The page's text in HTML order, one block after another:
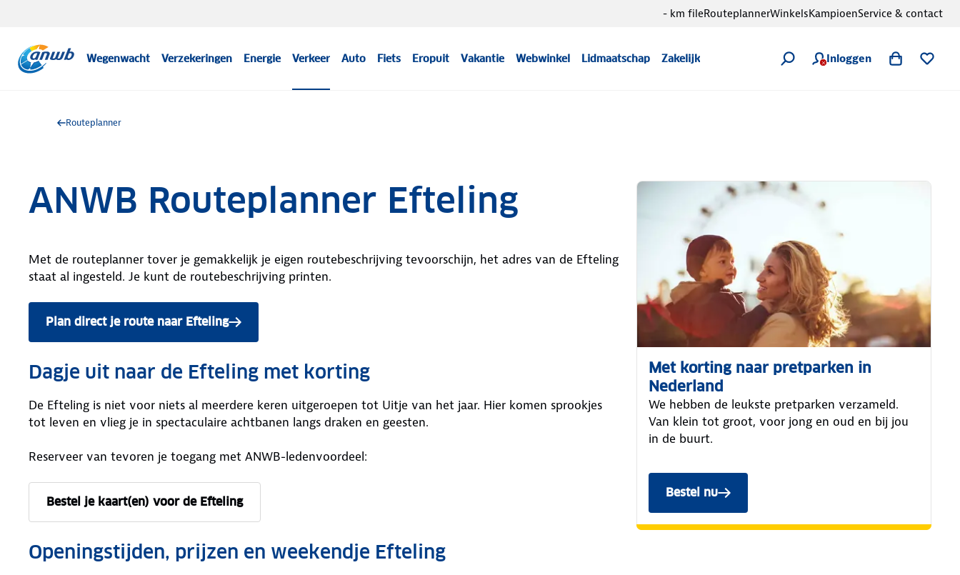
Wegenwacht Verzekeringen Energie Verkeer Auto Fiets Eropuit Vakantie Webwinkel Lidmaatschap Zakelijk Inloggen
- km fileRouteplannerWinkelsKampioenService & contact
Routeplanner
ANWB Routeplanner Efteling
Met de routeplanner tover je gemakkelijk je eigen routebeschrijving tevoorschijn, het adres van de Efteling
staat al ingesteld. Je kunt de routebeschrijving printen.
Plan direct je route naar Efteling
Dagje uit naar de Efteling met korting
De Efteling is niet voor niets al meerdere keren uitgeroepen tot Uitje van het jaar. Hier komen sprookjes
tot leven en vlieg je in spectaculaire achtbanen langs draken en geesten.
Reserveer van tevoren je toegang met ANWB-ledenvoordeel:
Bestel je kaart(en) voor de Efteling
Openingstijden, prijzen en weekendje Efteling
Met korting naar pretparken in
Nederland
We hebben de leukste pretparken verzameld.
Van klein tot groot, voor jong en oud en bij jou
in de buurt.
Bestel nu